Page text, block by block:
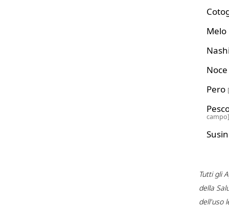
Melo
Pero
Tutti gli
della
dell'uso